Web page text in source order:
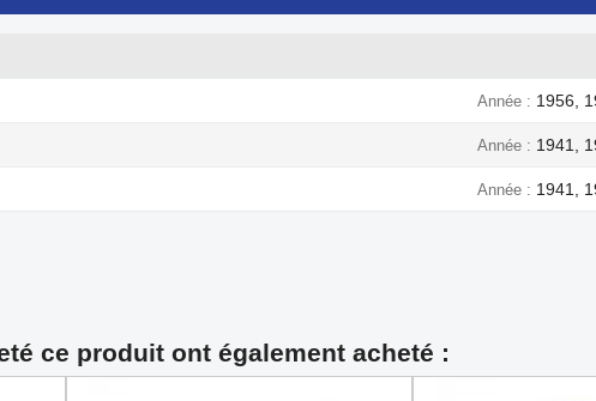
Année 1956,
Année 1941,
Année 1941,
ce produit ont également acheté :